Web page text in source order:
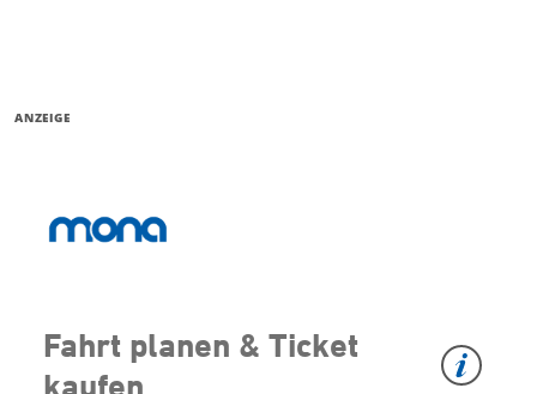
ANZEIGE